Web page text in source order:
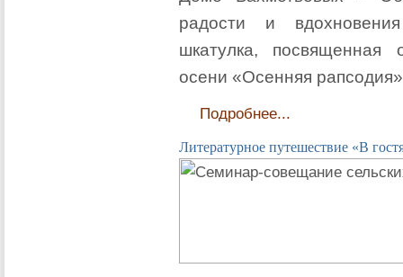
радости и
шкатулка, посвященная
осени «Осенняя
Подробнее...
Литературное путешествие «В